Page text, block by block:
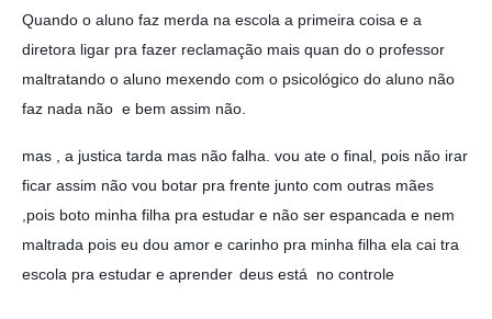
Quando o aluno faz merda na escola a primeira coisa e a
diretora ligar pra fazer reclamação mais quan do o professor
maltratando o aluno mexendo com o psicológico do aluno não
faz nada não e bem assim não.
mas , a justica tarda mas não falha. vou ate o final, pois não irar
ficar assim não vou botar pra frente junto com outras mães
,pois boto minha filha pra estudar e não ser espancada e nem
maltrada pois eu dou amor e carinho pra minha filha ela cai tra
escola pra estudar e aprender deus está no controle